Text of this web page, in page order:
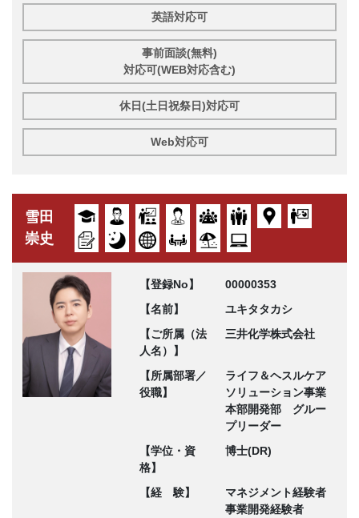
英語対応可
事前面談(無料)
対応可(WEB対応含む)
休日(土日祝祭日)対応可
Web対応可
雪田
崇史
【登録No】
00000353
【名前】
ユキタタカシ
【ご所属（法
人名）】
三井化学株式会社
【所属部署／
役職】
ライフ＆ヘスルケア
ソリューション事業
本部開発部 グルー
プリーダー
【学位・資
格】
博士(DR)
【経 験】
マネジメント経験者
事業開発経験者